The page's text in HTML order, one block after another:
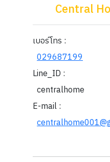
Central
เบอร์โทร :
029687199
Line_ID :
centralhome
E-mail :